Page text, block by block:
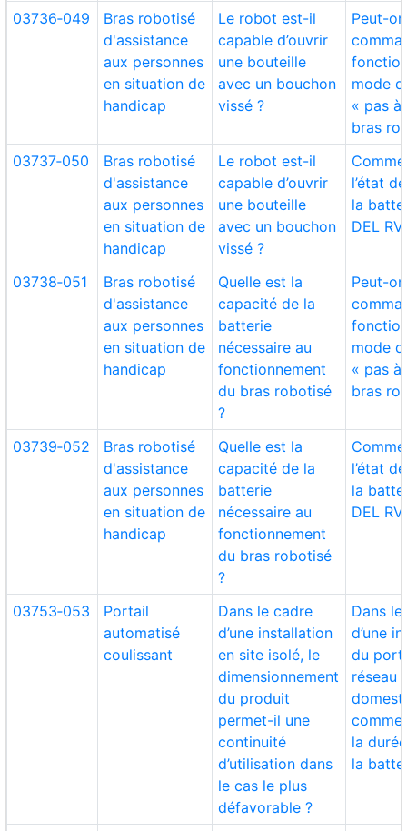
03736‑049
Bras robotisé
d'assistance
aux personnes
en situation de
handicap
Le robot est-il
capable d’ouvrir
une bouteille
avec un bouchon
vissé ?
Peut-
mode
« pas à
bras
03737‑050
Bras robotisé
d'assistance
aux personnes
en situation de
handicap
Le robot est-il
capable d’ouvrir
une bouteille
avec un bouchon
vissé ?
l’état
la
DEL
03738‑051
Bras robotisé
d'assistance
aux personnes
en situation de
handicap
Quelle est la
capacité de la
batterie
nécessaire au
fonctionnement
du bras robotisé
?
Peut-
mode
« pas à
bras
03739‑052
Bras robotisé
d'assistance
aux personnes
en situation de
handicap
Quelle est la
capacité de la
batterie
nécessaire au
fonctionnement
du bras robotisé
?
l’état
la
DEL
03753‑053
Portail
automatisé
coulissant
Dans le cadre
d’une installation
en site isolé, le
dimensionnement
du produit
permet-il une
continuité
d’utilisation dans
le cas le plus
défavorable ?
Dans
d’une
du
réseau
la
la